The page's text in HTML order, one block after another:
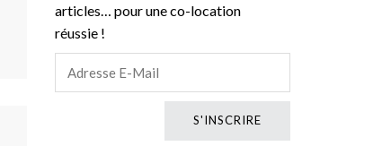
articles… pour une co-location
réussie !